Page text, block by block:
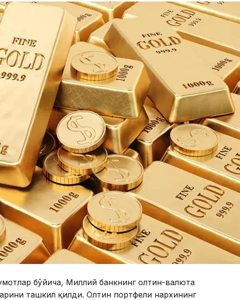
бўйича, Миллий банкнинг олтин-валюта
ташкил қилди. Олтин портфели нархининг